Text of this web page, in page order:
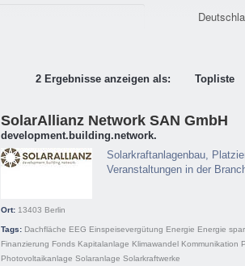
2 Ergebnisse anzeigen als: Topliste
SolarAllianz Network SAN GmbH
development.building.network.
Solarkraftanlagenbau,
Veranstaltungen in der
Ort: 13403 Berlin
Tags: Dachfläche EEG Einspeisevergütung Energie Energie
Finanzierung Fonds Kapitalanlage Klimawandel Kommunikation
Photovoltaikanlage Solaranlage Solarkraftwerke